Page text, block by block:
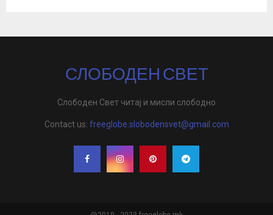
СЛОБОДЕН СВЕТ
Слободен Свет читај и мисли слободно
Contact us: freeglobe.slobodensvet@gmail.com